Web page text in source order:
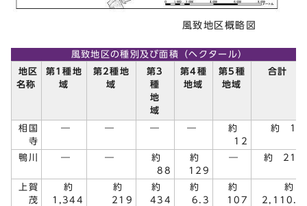
風致地区概略図
風致地区の種別及び面積（ヘクタール）
地区
名称
第1種地
域
第2種地
域
第3
種
地
域
第4種
地域
第5種
地域
合計
相国
寺
― ― ― ―
約
12
約 12
鴨川 ― ―
約
88
約
129
― 約 217
上賀
茂
約
1,344
約
219
約
434
約
6.3
約
107
約
2,110.3